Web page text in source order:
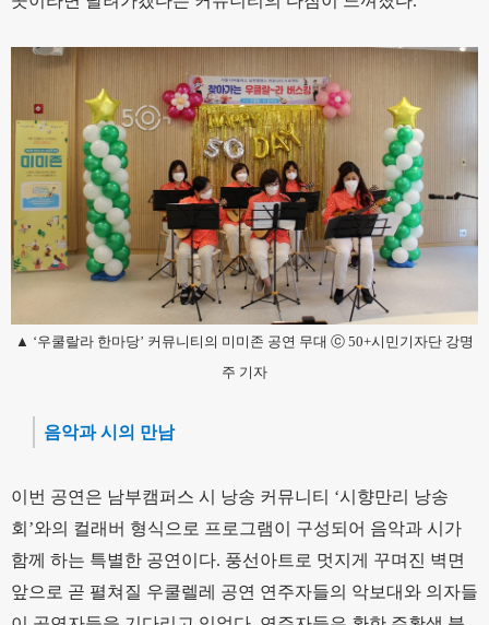
▲ ‘우쿨랄라 한마당’ 커뮤니티의 미미존 공연 무대 ⓒ 50+시민기자단 강명
주 기자
음악과 시의 만남
이번 공연은 남부캠퍼스 시 낭송 커뮤니티 ‘시향만리 낭송
회’와의 컬래버 형식으로 프로그램이 구성되어 음악과 시가
함께 하는 특별한 공연이다. 풍선아트로 멋지게 꾸며진 벽면
앞으로 곧 펼쳐질 우쿨렐레 공연 연주자들의 악보대와 의자들